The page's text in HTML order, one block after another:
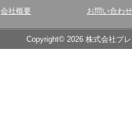
会社概要 お問い合わせ
Copyright© 2026 株式会社ブ